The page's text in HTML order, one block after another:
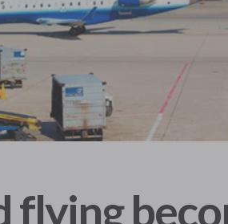
flying